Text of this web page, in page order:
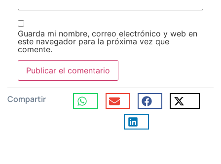
Guarda mi nombre, correo electrónico y web en
este navegador para la próxima vez que
comente.
Compartir